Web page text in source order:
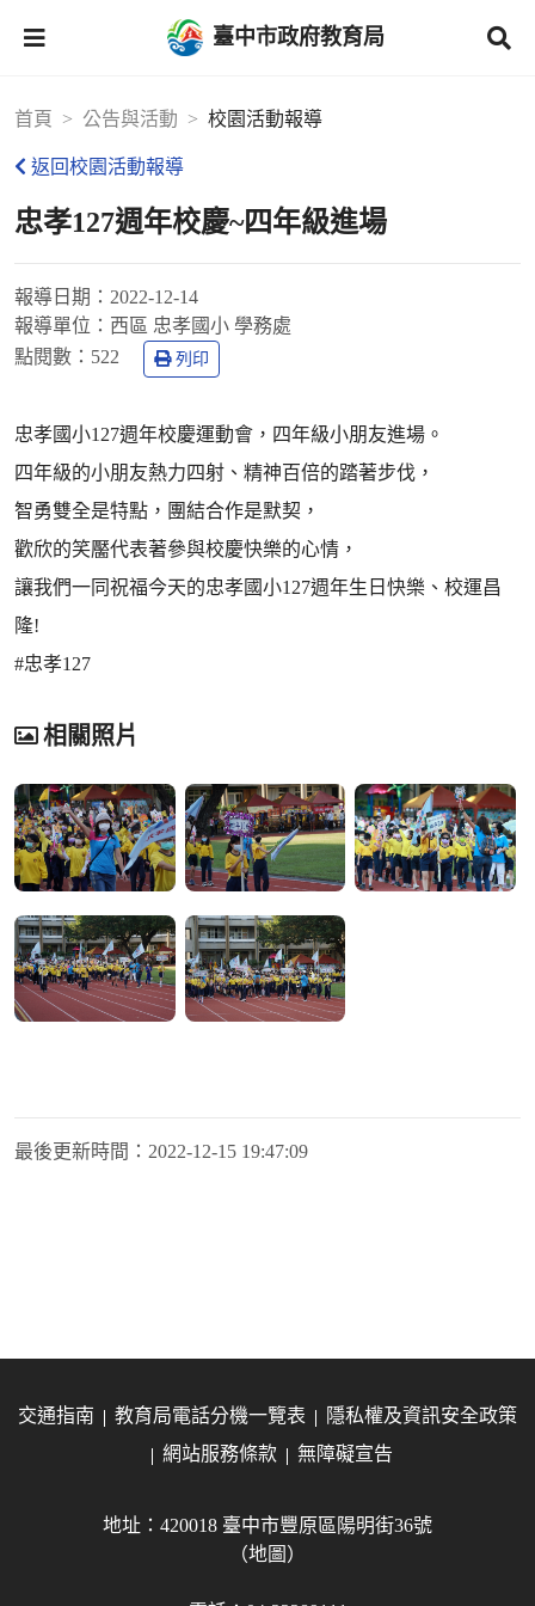
臺中市政府教育局
首頁 公告與活動 校園活動報導
返回校園活動報導
忠孝127週年校慶~四年級進場
報導日期： 2022-12-14
報導單位： 西區 忠孝國小 學務處
點閱數： 522 列印
忠孝國小127週年校慶運動會，四年級小朋友進場。
四年級的小朋友熱力四射、精神百倍的踏著步伐，
智勇雙全是特點，團結合作是默契，
歡欣的笑靨代表著參與校慶快樂的心情，
讓我們一同祝福今天的忠孝國小127週年生日快樂、校運昌
隆!
#忠孝127
相關照片
最後更新時間： 2022-12-15 19:47:09
交通指南 教育局電話分機一覽表
隱私權及資訊安全政策
網站服務條款
無障礙宣告
地址：420018 臺中市豐原區陽明街36號
（地圖）